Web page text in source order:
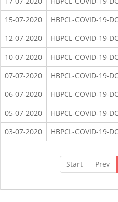
Start Prev
15-07-2020
HBPCL-COVID-19-
12-07-2020
HBPCL-COVID-19-
10-07-2020
HBPCL-COVID-19-
07-07-2020
HBPCL-COVID-19-
06-07-2020
HBPCL-COVID-19-
05-07-2020
HBPCL-COVID-19-
03-07-2020
HBPCL-COVID-19-